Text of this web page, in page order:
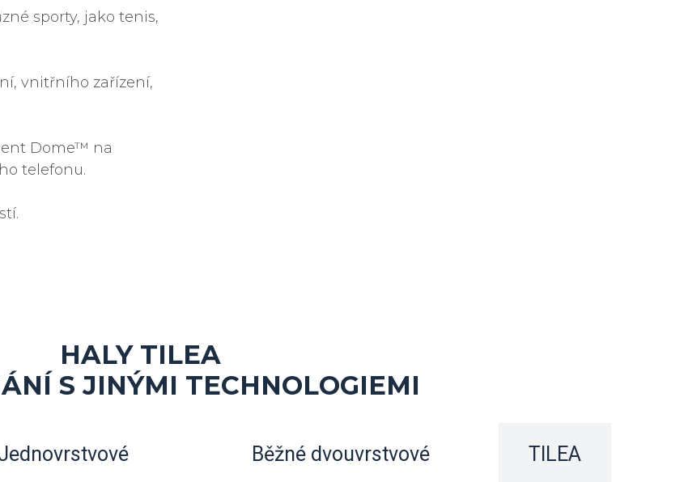
sporty, jako tenis,
vnitřního zařízení,
Dome™ na
telefonu.
HALY TILEA
S JINÝMI TECHNOLOGIEMI
Běžné dvouvrstvové TILEA